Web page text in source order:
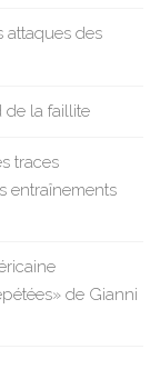
attaques des
la faillite
traces
entraînements
de Gianni